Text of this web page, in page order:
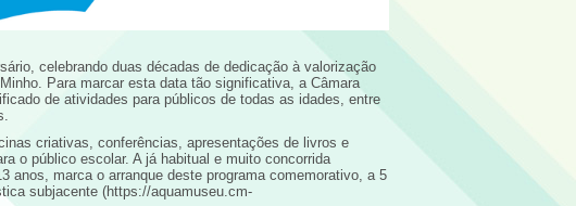
celebrando duas décadas de dedicação à valorização
Para marcar esta data tão significativa, a Câmara
de atividades para públicos de todas as idades, entre
criativas, conferências, apresentações de livros e
o público escolar. A já habitual e muito concorrida
anos, marca o arranque deste programa comemorativo, a 5
subjacente (https://aquamuseu.cm-